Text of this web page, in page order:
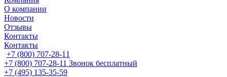
О компании
Новости
Отзывы
Контакты
Контакты
+7 (800) 707-28-11
+7 (800) 707-28-11 Звонок бесплатный
+7 (495) 135-35-59